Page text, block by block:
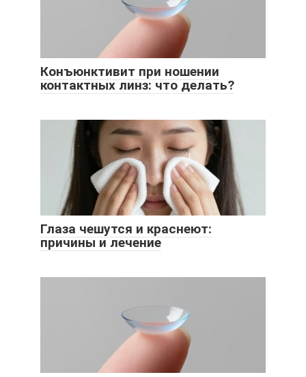
Конъюнктивит при ношении
контактных линз: что делать?
Глаза чешутся и краснеют:
причины и лечение